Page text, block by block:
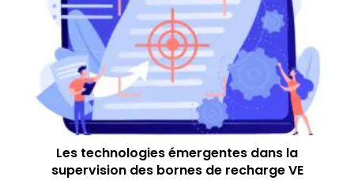
Les technologies émergentes dans la
supervision des bornes de recharge VE